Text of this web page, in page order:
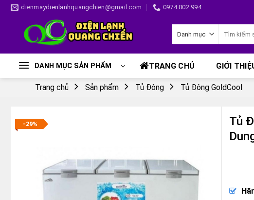
Skip
content
dienmaydienlanhquangchien@gmail.com 0974 002 994
kiếm:
DANH MỤC SẢN PHẨM TRANG CHỦ GIỚI
Trang chủ Sản phẩm Tủ Đông Tủ Đông GoldCool
-29%
Tủ